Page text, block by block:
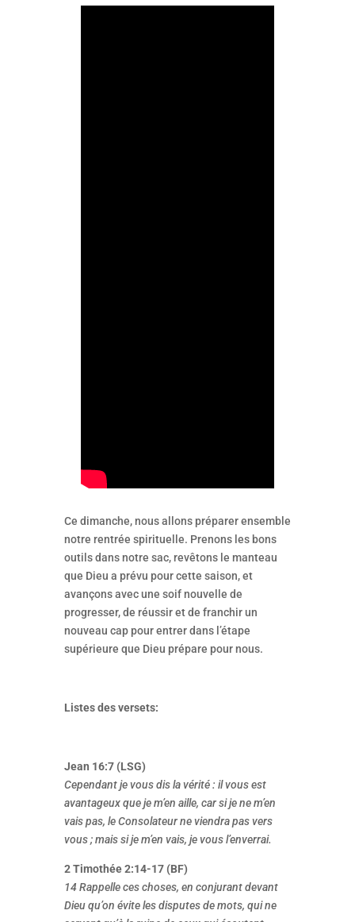
Ce dimanche, nous allons préparer ensemble
notre rentrée spirituelle. Prenons les bons
outils dans notre sac, revêtons le manteau
que Dieu a prévu pour cette saison, et
avançons avec une soif nouvelle de
progresser, de réussir et de franchir un
nouveau cap pour entrer dans l’étape
supérieure que Dieu prépare pour nous.
Listes des versets:
Jean 16:7 (LSG)
Cependant je vous dis la vérité : il vous est
avantageux que je m’en aille, car si je ne m’en
vais pas, le Consolateur ne viendra pas vers
vous ; mais si je m’en vais, je vous l’enverrai.
2 Timothée 2:14-17 (BF)
14 Rappelle ces choses, en conjurant devant
Dieu qu’on évite les disputes de mots, qui ne